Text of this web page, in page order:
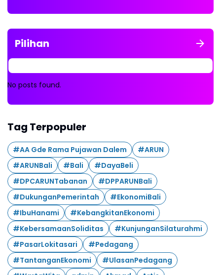
Pilihan
No posts found.
Tag Terpopuler
#AA Gde Rama Pujawan Dalem
#ARUN
#ARUNBali
#Bali
#DayaBeli
#DPCARUNTabanan
#DPPARUNBali
#DukunganPemerintah
#EkonomiBali
#IbuHanami
#KebangkitanEkonomi
#KebersamaanSoliditas
#KunjunganSilaturahmi
#PasarLokitasari
#Pedagang
#TantanganEkonomi
#UlasanPedagang